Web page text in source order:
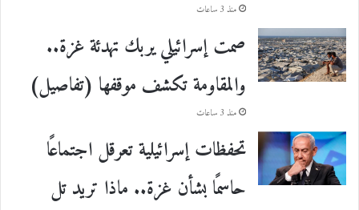
منذ 3 ساعات
صمت إسرائيلي يربك تهدئة غزة..
والمقاومة تكشف موقفها (تفاصيل)
منذ 3 ساعات
تحفظات إسرائيلية تعرقل اجتماعًا
حاسمًا بشأن غزة.. ماذا تريد تل